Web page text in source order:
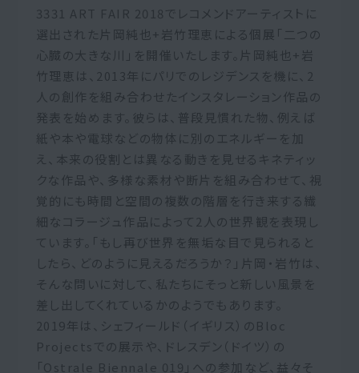
3331 ART FAIR 2018でレコメンドアーティストに
選出された片岡純也+岩竹理恵による個展「二つの
心臓の大きな川」を開催いたします。片岡純也+岩
竹理恵は、2013年にパリでのレジデンスを機に、2
人の創作を組み合わせたインスタレーション作品の
発表を始めます。彼らは、普段見慣れた物、例えば
紙や本や電球などの物体に別のエネルギーを加
え、本来の役割とは異なる動きを見せるキネティッ
クな作品や、多様な素材や断片を組み合わせて、視
覚的にも時間と空間の複数の階層を行き来する繊
細なコラージュ作品によって2人の世界観を表現し
ています。「もし再び世界を無垢な目で見られると
したら、どのように見えるだろうか？」片岡・岩竹は、
そんな問いに対して、私たちにそっと新しい風景を
差し出してくれているかのようでもあります。
2019年は、シェフィールド（イギリス）のBloc
Projectsでの展示や、ドレスデン（ドイツ）の
「Ostrale Biennale 019」への参加など、益々そ